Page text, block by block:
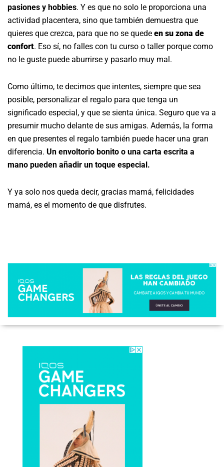
pasiones y hobbies. Y es que no solo le proporciona una
actividad placentera, sino que también demuestra que
quieres que crezca, para que no se quede en su zona de
confort. Eso sí, no falles con tu curso o taller porque como
no le guste puede aburrirse y pasarlo muy mal.
Como último, te decimos que intentes, siempre que sea
posible, personalizar el regalo para que tenga un
significado especial, y que se sienta única. Seguro que va a
presumir mucho delante de sus amigas. Además, la forma
en que presentes el regalo también puede hacer una gran
diferencia. Un envoltorio bonito o una carta escrita a
mano pueden añadir un toque especial.
Y ya solo nos queda decir, gracias mamá, felicidades
mamá, es el momento de que disfrutes.